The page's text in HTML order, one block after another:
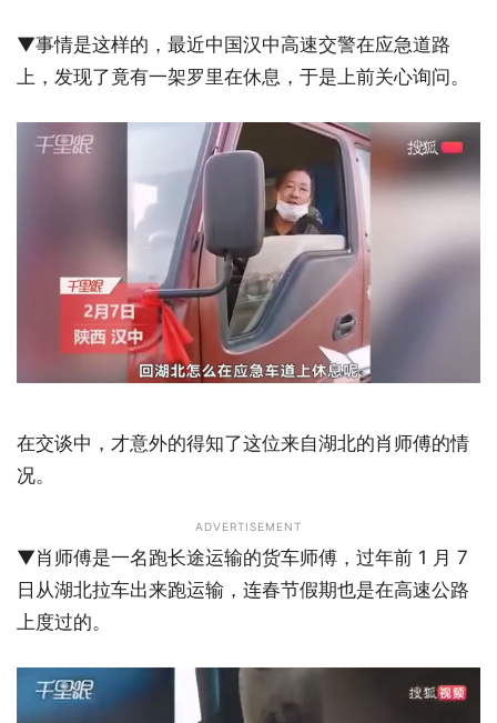
▼事情是这样的，最近中国汉中高速交警在应急道路
上，发现了竟有一架罗里在休息，于是上前关心询问。
在交谈中，才意外的得知了这位来自湖北的肖师傅的情
况。
ADVERTISEMENT
▼肖师傅是一名跑长途运输的货车师傅，过年前 1 月 7
日从湖北拉车出来跑运输，连春节假期也是在高速公路
上度过的。